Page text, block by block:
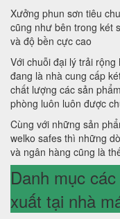
Xưởng phun sơn tiêu
cũng như bên trong két
và độ bền cực cao
Với chuỗi đại lý trải
đang là nhà cung cấp
chất lượng các sản
phòng luôn luôn được
Cùng với những sản
welko safes thì những
và ngân hàng cũng là
Danh mục
xuất tại nhà